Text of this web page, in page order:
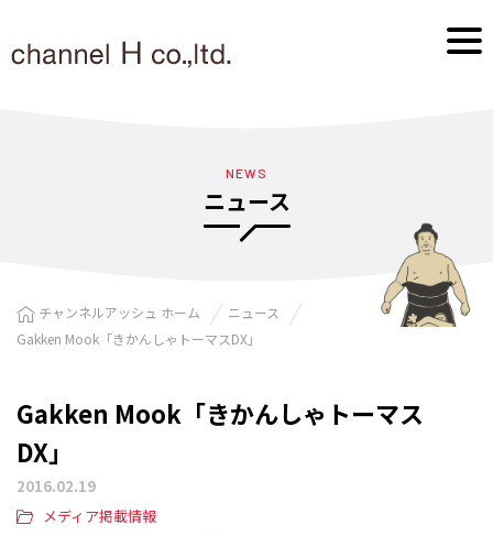
NEWS
ニュース
チャンネルアッシュ ホーム
ニュース
Gakken Mook「きかんしゃトーマスDX」
Gakken Mook「きかんしゃトーマス
DX」
2016.02.19
メディア掲載情報